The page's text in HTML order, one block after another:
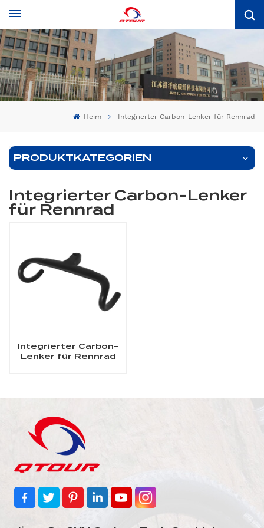
Heim Integrierter Carbon-Lenker für Rennrad
PRODUKTKATEGORIEN
Integrierter Carbon-Lenker
für Rennrad
Integrierter Carbon-
Lenker für Rennrad